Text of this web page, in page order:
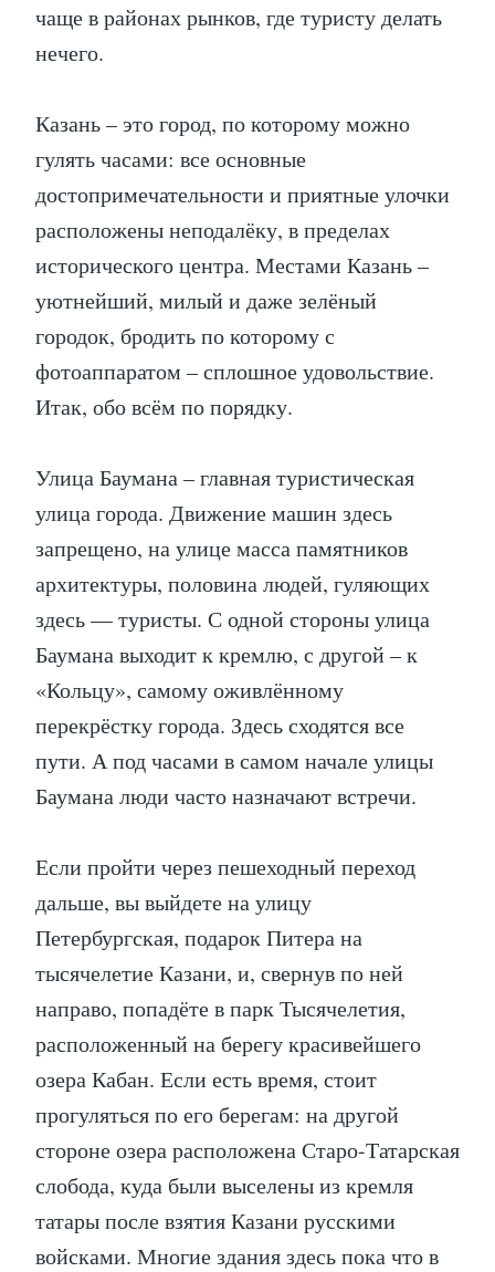
чаще в районах рынков, где туристу делать
нечего.
Казань – это город, по которому можно
гулять часами: все основные
достопримечательности и приятные улочки
расположены неподалёку, в пределах
исторического центра. Местами Казань –
уютнейший, милый и даже зелёный
городок, бродить по которому с
фотоаппаратом – сплошное удовольствие.
Итак, обо всём по порядку.
Улица Баумана – главная туристическая
улица города. Движение машин здесь
запрещено, на улице масса памятников
архитектуры, половина людей, гуляющих
здесь — туристы. С одной стороны улица
Баумана выходит к кремлю, с другой – к
«Кольцу», самому оживлённому
перекрёстку города. Здесь сходятся все
пути. А под часами в самом начале улицы
Баумана люди часто назначают встречи.
Если пройти через пешеходный переход
дальше, вы выйдете на улицу
Петербургская, подарок Питера на
тысячелетие Казани, и, свернув по ней
направо, попадёте в парк Тысячелетия,
расположенный на берегу красивейшего
озера Кабан. Если есть время, стоит
прогуляться по его берегам: на другой
стороне озера расположена Старо-Татарская
слобода, куда были выселены из кремля
татары после взятия Казани русскими
войсками. Многие здания здесь пока что в